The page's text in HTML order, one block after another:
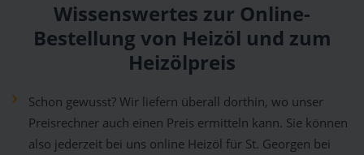
Wissenswertes zur Online-
Bestellung von Heizöl und zum
Heizölpreis
Schon gewusst? Wir liefern überall dorthin, wo unser
Preisrechner auch einen Preis ermitteln kann. Sie können
also jederzeit bei uns online Heizöl für St. Georgen bei